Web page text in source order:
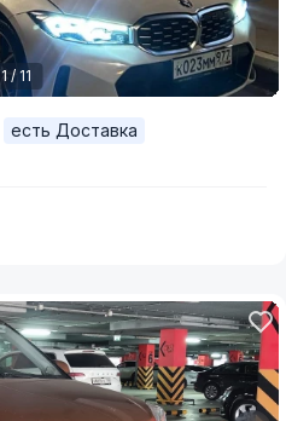
1 / 11
есть Доставка